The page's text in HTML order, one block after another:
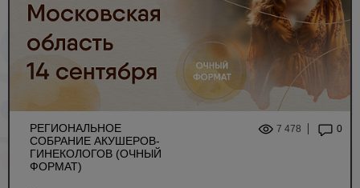
РЕГИОНАЛЬНОЕ
СОБРАНИЕ АКУШЕРОВ-
ГИНЕКОЛОГОВ (ОЧНЫЙ
ФОРМАТ)
7 478 0